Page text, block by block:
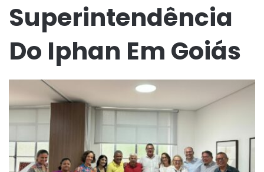
Superintendência
Do Iphan Em Goiás